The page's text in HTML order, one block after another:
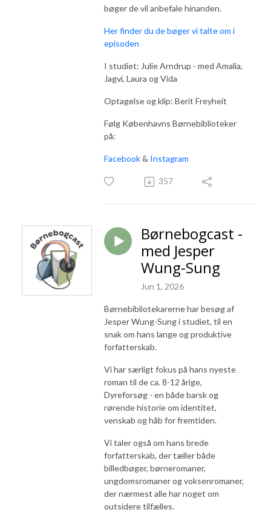
bøger de vil anbefale hinanden.
Her finder du de bøger vi talte om i
episoden
I studiet: Julie Arndrup - med Amalia,
Jagvi, Laura og Vida
Optagelse og klip: Berit Freyheit
Følg Københavns Børnebiblioteker
på:
Facebook& Instagram
357
Børnebogcast -
med Jesper
Wung-Sung
Jun 1, 2026
Børnebibliotekarerne har besøg af
Jesper Wung-Sung i studiet, til en
snak om hans lange og produktive
forfatterskab.
Vi har særligt fokus på hans nyeste
roman til de ca. 8-12 årige,
Dyreforsøg - en både barsk og
rørende historie om identitet,
venskab og håb for fremtiden.
Vi taler også om hans brede
forfatterskab, der tæller både
billedbøger, børneromaner,
ungdomsromaner og voksenromaner,
der nærmest alle har noget om
outsidere tilfælles.